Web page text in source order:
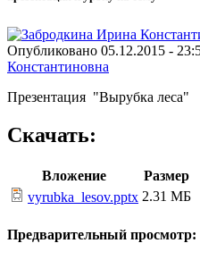
Опубликовано 05.12.2015 -
Константиновна
Презентация "Вырубка леса"
Скачать:
Вложение
Размер
vyrubka_lesov.pptx 2.31 МБ
Предварительный просмотр: